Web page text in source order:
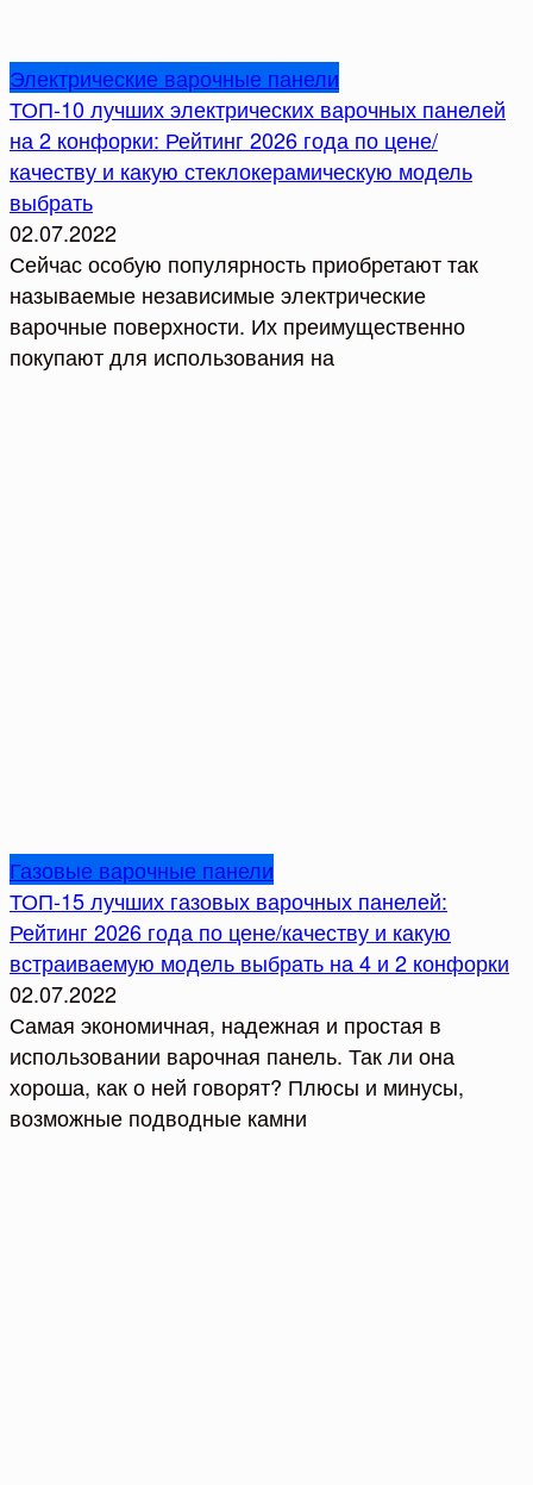
Электрические варочные панели
ТОП-10 лучших электрических варочных панелей
на 2 конфорки: Рейтинг 2026 года по цене/
качеству и какую стеклокерамическую модель
выбрать
02.07.2022
Сейчас особую популярность приобретают так
называемые независимые электрические
варочные поверхности. Их преимущественно
покупают для использования на
Газовые варочные панели
ТОП-15 лучших газовых варочных панелей:
Рейтинг 2026 года по цене/качеству и какую
встраиваемую модель выбрать на 4 и 2 конфорки
02.07.2022
Самая экономичная, надежная и простая в
использовании варочная панель. Так ли она
хороша, как о ней говорят? Плюсы и минусы,
возможные подводные камни